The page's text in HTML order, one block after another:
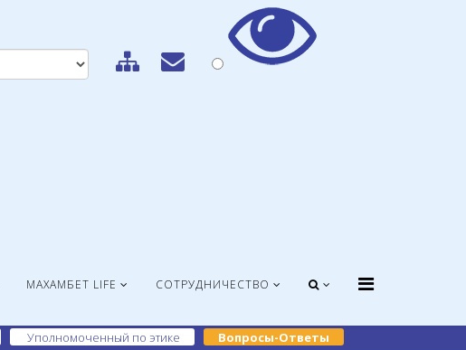
МАХАМБЕТ LIFE СОТРУДНИЧЕСТВО
Уполномоченный по этике Вопросы-Ответы